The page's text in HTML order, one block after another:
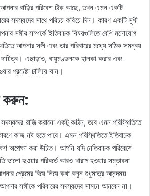
বাড়ির পরিবেশ ঠিক আছে, তখন এমন একটি
সদস্যদের সাথে পরিচয় করিয়ে দিন। কারণ একটি সুখী
সঙ্গীর সম্পর্কে ইতিবাচক বিষয়গুলিতে বেশি মনোযোগ
আপনার সঙ্গী এবং তার পরিবারের মধ্যে সঠিক সমন্বয়
এছাড়াও, বায়ুমণ্ডলকে হালকা করার এবং
প্রচেষ্টা চালিয়ে যান।
করুন:
সদস্যদের রাজি করানো একটু কঠিন, তবে এমন পরিস্থিতিতে
কাজ নষ্ট হতে পারে। এমন পরিস্থিতিতে ইতিবাচক
অপেক্ষা করা উচিত। আপনি যদি নেতিবাচক পরিবেশে
ভালো হওয়ার পরিবর্তে আরও খারাপ হওয়ার সম্ভাবনা
প্রেমের বিয়ে নিয়ে কথা বলুন শুধুমাত্র আনন্দময়
সঙ্গীকে পরিবারের সদস্যদের সামনে আনবেন না।